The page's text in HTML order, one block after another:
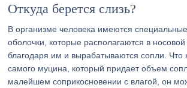
Откуда берется слизь?
В организме человека имеются
оболочки, которые располагаются в
благодаря им и вырабатываются сопли. Что
самого муцина, который придает объем
малейшем соприкосновении с влагой, он